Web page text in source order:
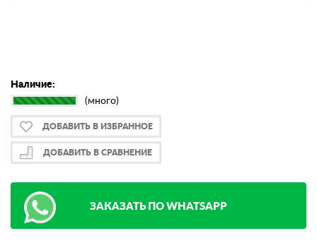
Наличие:
(много)
ДОБАВИТЬ В ИЗБРАННОЕ
ДОБАВИТЬ В СРАВНЕНИЕ
ЗАКАЗАТЬ ПО WHATSAPP